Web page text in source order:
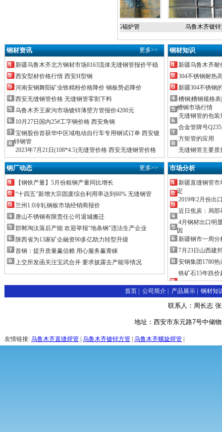
新疆20G锅炉管 乌鲁木齐镀锌方
钢材资讯 更多>>
新疆乌鲁木齐北方钢材市场8163流体无缝钢管报价平稳
西安型材价格行情 西安H型钢
河南安钢舞阳矿业铁精粉价格降价 钢板势必降价
西安无缝钢管价格 无缝钢管零割下料
乌鲁木齐王家沟市场镀锌薄壁方管报价4200元
10月27日国内25#工字钢价格 西安角钢
宝钢股份首获华中区域电动自行车专用钢试订单 西安镀
锌钢管
2023年7月21日(108*4.5)无缝管价格 西安无缝钢管价格
钢材知识
新疆乌鲁木齐
304不锈钢耐热
新疆304不锈钢
槽钢|槽钢规格
槽钢市场行情
无缝钢管的包装
合金管牌号
方矩管的应用
无缝钢管主要质
钢厂动态 更多>>
【钢铁产量】5月份粗钢产量同比增长
“十四五”新增大宗固废综合利用率达到60% 无缝钢管
兰州1.0冷轧钢板市场经销商报价
唐山不锈钢有限责任公司退城搬迁
邯郸淘汰落后产能 欢迎举报“地条钢”违法生产企业
陕西省为13家矿企融资90多亿助力转型升级
首钢：提升质量赢信赖 用心服务赢青睐
上交所发函关注宝武合并 要求披露去产能等情况
市场分析
新疆直缝钢管
定
2019年2月份出
近日焦炭：局部
4月钢材出口明
因
新疆钢市一周分
7月23日山西建
安钢集团1780
铁矿石15年跌
首页 |公司简介 |产品展示|钢材知
联系人：周长志
地址：西安市东元路7号中储
友情链接: 乌鲁木齐直缝焊管 乌鲁木齐镀锌方管 乌鲁木齐螺旋焊管